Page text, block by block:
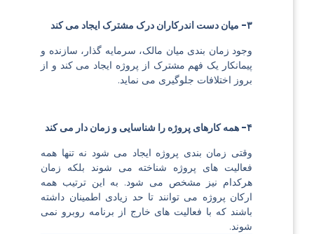
۳- میان دست اندرکاران درک مشترک ایجاد می کند
وجود زمان بندی میان مالک، سرمایه گذار، سازنده و
پیمانکار یک فهم مشترک از پروژه ایجاد می کند و از
بروز اختلافات جلوگیری می نماید.
۴- همه کارهای پروژه را شناسایی و زمان دار می کند
وقتی زمان بندی پروژه ایجاد می شود نه تنها همه
فعالیت های پروژه شناخته می شوند بلکه زمان
هرکدام نیز مشخص می شود. به این ترتیب همه
ارکان پروژه می توانند تا حد زیادی اطمینان داشته
باشند که با فعالیت های خارج از برنامه روبرو نمی
شوند.